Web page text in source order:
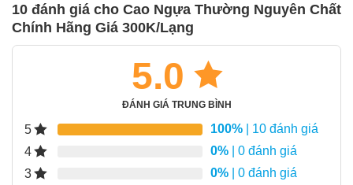
800.000₫. là:
450.000₫.
10 đánh giá cho Cao Ngựa Thường Nguyên Chất
Chính Hãng Giá 300K/Lạng
5.0
ĐÁNH GIÁ TRUNG BÌNH
5 100% | 10 đánh giá
4
0% | 0 đánh giá
3
0% | 0 đánh giá